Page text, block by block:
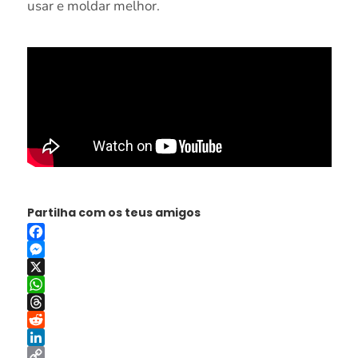
usar e moldar melhor.
Partilha com os teus amigos
Facebook
Messenger
X
WhatsApp
Threads
Reddit
LinkedIn